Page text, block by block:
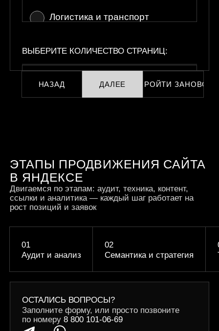
Логистика и транспорт
Юриспруденция
Медицина
eCommerce крупные ниши
(металлопрокат)
Доставка еды / готовой
продукции
ВЫБЕРИТЕ КОЛИЧЕСТВО СТРАНИЦ:
до 50
от 151 до 450
450 и более
ВЫБЕРИТЕ КОЛИЧЕСТВО ПРОДВИГАЕМЫХ
ЗАПРОСОВ:
НАЗАД ДАЛЕЕ ПРОЙТИ ЗАНОВО
ЭТАПЫ ПРОДВИЖЕНИЯ САЙТА
В ЯНДЕКСЕ
Двигаемся по этапам: аудит, техника, контент,
ссылки и аналитика — каждый шаг работает на
рост позиций и заявок
Аудит и анализ Семантика и стратегия
ОСТАЛИСЬ ВОПРОСЫ?
Заполните форму, или просто позвоните
по номеру 8 800 101-06-69